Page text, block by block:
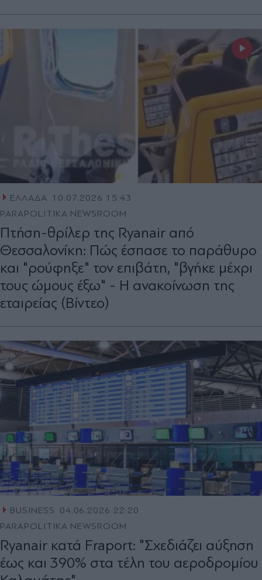
ΕΛΛΑΔΑ 10.07.2026 15:43
PARAPOLITIKA NEWSROOM
Πτήση-θρίλερ της Ryanair από
Θεσσαλονίκη: Πώς έσπασε το παράθυρο
και "ρούφηξε" τον επιβάτη, "βγήκε μέχρι
τους ώμους έξω" - Η ανακοίνωση της
εταιρείας (Βίντεο)
BUSINESS
04.06.2026 22:20
PARAPOLITIKA NEWSROOM
Ryanair κατά Fraport: "Σχεδιάζει αύξηση
έως και 390% στα τέλη του αεροδρομίου